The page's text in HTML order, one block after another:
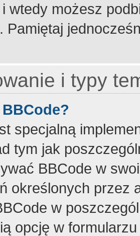
i wtedy możesz
Pamiętaj
i typy
specjalną
tym jak
BBCode w
określonych przez
w
opcję w